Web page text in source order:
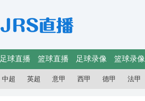
足球直播 篮球直播 足球录像 篮球录像
中超 英超 意甲 西甲 德甲 法甲